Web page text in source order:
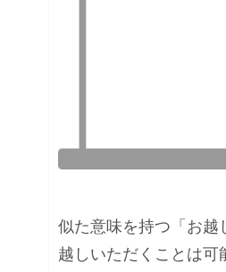
似た意味を持つ「お越
越しいただくことは可